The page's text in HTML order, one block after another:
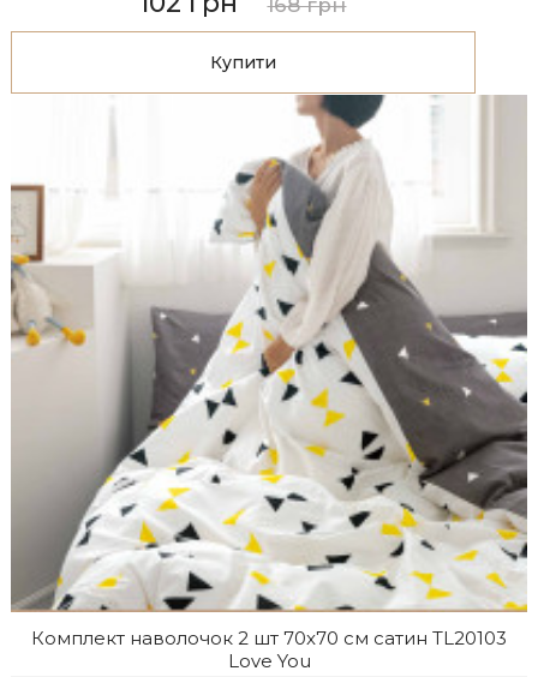
168 грн
Купити
Комплект наволочок 2 шт 70x70 см сатин TL20103
Love You